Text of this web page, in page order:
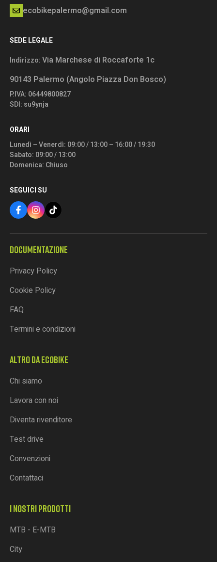
ecobikepalermo@gmail.com
SEDE LEGALE
Indirizzo:Via Marchese di Roccaforte 1c
90143 Palermo (Angolo Piazza Don Bosco)
P.IVA: 06449800827
SDI: su9ynja
ORARI
Lunedì – Venerdì: 09:00 / 13:00 – 16:00 / 19:30
Sabato: 09:00 / 13:00
Domenica: Chiuso
SEGUICI SU
DOCUMENTAZIONE
Privacy Policy
Cookie Policy
FAQ
Termini e condizioni
ALTRO DA ECOBIKE
Chi siamo
Lavora con noi
Diventa rivenditore
Test drive
Convenzioni
Contattaci
I NOSTRI PRODOTTI
MTB - E-MTB
City